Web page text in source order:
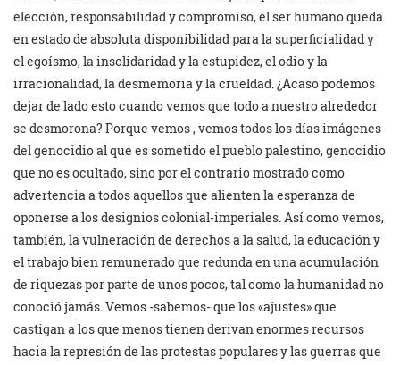
elección, responsabilidad y compromiso, el ser humano queda
en estado de absoluta disponibilidad para la superficialidad y
el egoísmo, la insolidaridad y la estupidez, el odio y la
irracionalidad, la desmemoria y la crueldad. ¿Acaso podemos
dejar de lado esto cuando vemos que todo a nuestro alrededor
se desmorona? Porque vemos , vemos todos los días imágenes
del genocidio al que es sometido el pueblo palestino, genocidio
que no es ocultado, sino por el contrario mostrado como
advertencia a todos aquellos que alienten la esperanza de
oponerse a los designios colonial-imperiales. Así como vemos,
también, la vulneración de derechos a la salud, la educación y
el trabajo bien remunerado que redunda en una acumulación
de riquezas por parte de unos pocos, tal como la humanidad no
conoció jamás. Vemos -sabemos- que los «ajustes» que
castigan a los que menos tienen derivan enormes recursos
hacia la represión de las protestas populares y las guerras que